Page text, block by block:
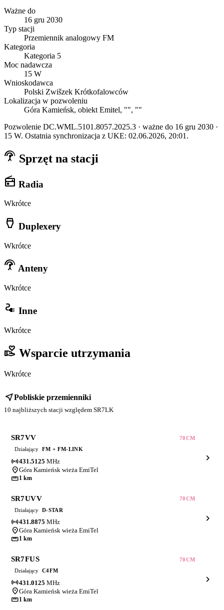
Ważne do
16 gru 2030
Typ stacji
Przemiennik analogowy FM
Kategoria
Kategoria 5
Moc nadawcza
15 W
Wnioskodawca
Polski Zwišzek Krótkofalowców
Lokalizacja w pozwoleniu
Góra Kamieńsk, obiekt Emitel, "", ""
Pozwolenie DC.WML.5101.8057.2025.3 · ważne do 16 gru 2030 ·
15 W. Ostatnia synchronizacja z UKE: 02.06.2026, 20:01.
settings_input_antenna Sprzęt na stacji
radio Radia
Wkrótce
settings_input_hdmi Duplexery
Wkrótce
settings_input_antenna Anteny
Wkrótce
electrical_services Inne
Wkrótce
volunteer_activism Wsparcie utrzymania
Wkrótce
near_mePobliskie przemienniki
10 najbliższych stacji względem SR7LK
SR7VV
70CM
Działający
FM + FM-LINK
sensors431.5125 MHz
location_onGóra Kamieńsk wieża EmiTel
straighten1 km
chevron_right
SR7UVV
70CM
Działający
D-STAR
sensors431.8875 MHz
location_onGóra Kamieńsk wieża EmiTel
straighten1 km
chevron_right
SR7FUS
70CM
Działający
C4FM
sensors431.0125 MHz
location_onGóra Kamieńsk wieża EmiTel
straighten1 km
chevron_right